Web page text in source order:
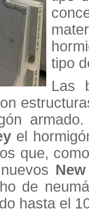
tipo
Las
el
que,
de
hasta el